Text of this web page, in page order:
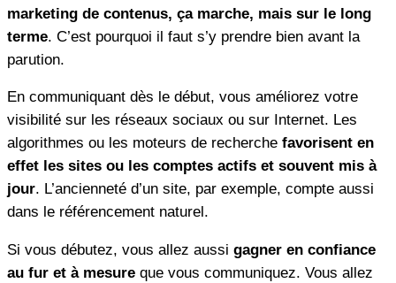
marketing de contenus, ça marche, mais sur le long
terme. C’est pourquoi il faut s’y prendre bien avant la
parution.
En communiquant dès le début, vous améliorez votre
visibilité sur les réseaux sociaux ou sur Internet. Les
algorithmes ou les moteurs de recherche favorisent en
effet les sites ou les comptes actifs et souvent mis à
jour. L’ancienneté d’un site, par exemple, compte aussi
dans le référencement naturel.
Si vous débutez, vous allez aussi gagner en confiance
au fur et à mesure que vous communiquez. Vous allez